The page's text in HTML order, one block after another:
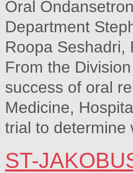
Oral
Department
Roopa Seshadri,
From the
success of oral
Medicine,
trial to determine
ST-